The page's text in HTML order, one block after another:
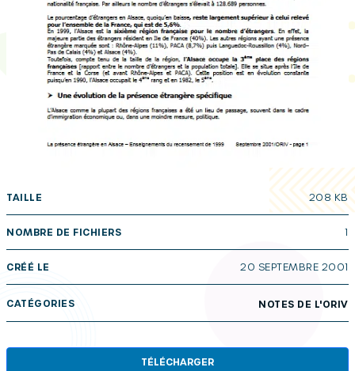
TAILLE 208 KB
NOMBRE DE FICHIERS 1
CRÉÉ LE 20 SEPTEMBRE 2001
CATÉGORIES NOTES DE L'ORIV
TÉLÉCHARGER